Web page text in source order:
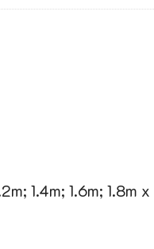
1.4m; 1.6m; 1.8m